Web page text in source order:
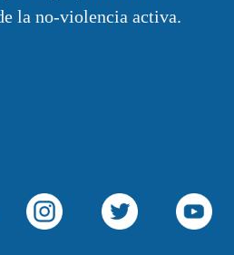
la no-violencia activa.